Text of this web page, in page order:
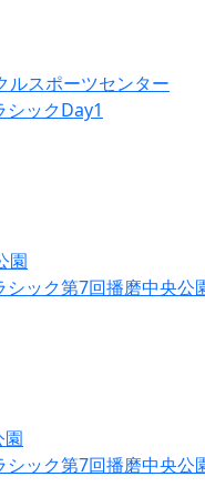
ルスポーツセンター
ックDay1
園
ック第7回播磨中央公
園
ック第7回播磨中央公